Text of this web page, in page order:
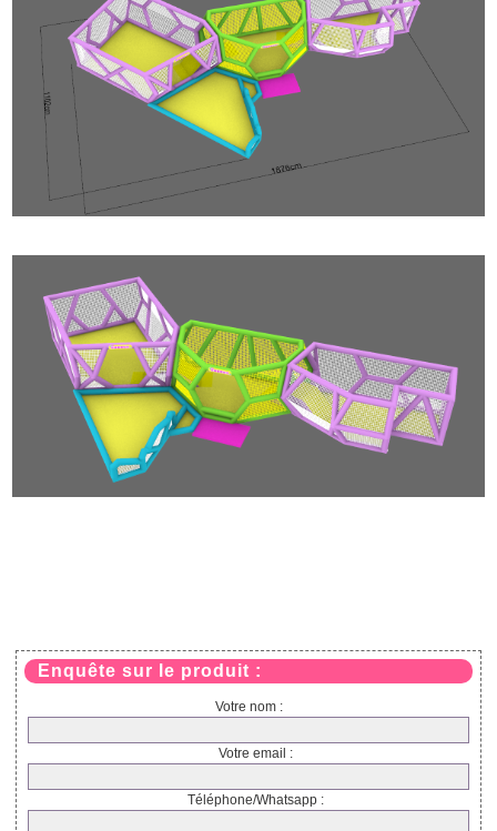
Enquête sur le produit :
Votre nom :
Votre email :
Téléphone/Whatsapp :